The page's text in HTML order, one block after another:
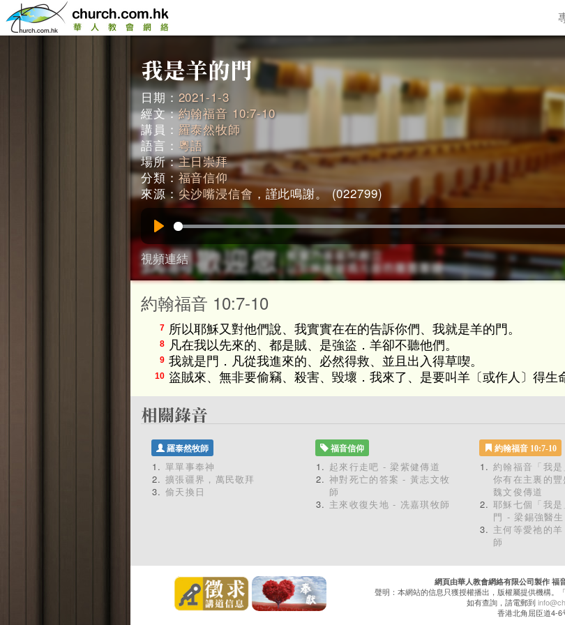
日期：2021-1-3
經文：約翰福音 10:7-10
講員： 羅泰然牧師
語言： 粵語
場所：主日崇拜
分類：福音信仰
來源：尖沙嘴浸信會 ，謹此鳴謝。 (022799)
視頻連結
約翰福音 10:7-10
7 所以耶穌又對他們說、我實實在在的告訴你們、我就是羊的門。
8 凡在我以先來的、都是賊、是強盜．羊卻不聽他們。
9 我就是門．凡從我進來的、必然得救、並且出入得草喫。
10 盜賊來、無非要偷竊、殺害、毀壞．我來了、是要叫羊〔或作人〕得生
羅泰然牧師
單單事奉神
擴張疆界，萬民敬拜
偷天換日
福音信仰
起來行走吧 - 梁紫健傳道
神對死亡的答案 - 黃志文牧
師
主來收復失地 - 冼嘉琪牧師
約翰福音 10:7-10
約翰福音「我
你有在主裏的
魏文俊傳道
耶穌七個「我
門 - 梁錫強醫生
主何等愛祂的
師
網頁由華人教會網絡有限公司製作 福
聲明：本網站的信息只獲授權播出，版權屬提供機構。
如有查詢，請電郵到
香港北角屈臣道4-6